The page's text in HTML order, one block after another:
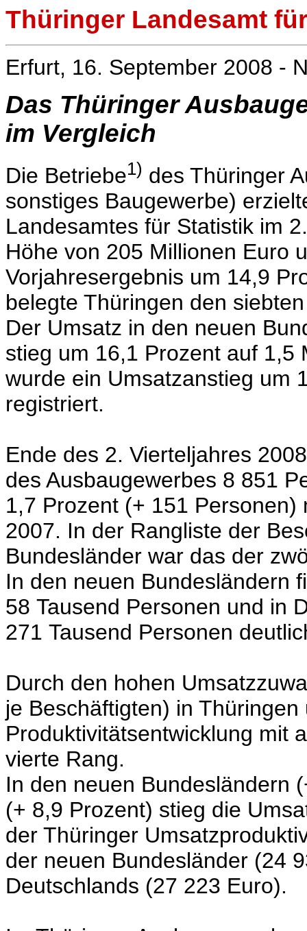
Thüringer Landesamt
Erfurt, 16. September 2008 -
Das Thüringer
im Vergleich
Die Betriebe1) des Thüringer
sonstiges Baugewerbe)
Landesamtes für Statistik im
Höhe von 205 Millionen Euro
Vorjahresergebnis um 14,9
belegte Thüringen den
Der Umsatz in den neuen
stieg um 16,1 Prozent auf 1,5
wurde ein Umsatzanstieg um
registriert.
Ende des 2. Vierteljahres
des Ausbaugewerbes 8 851
1,7 Prozent (+ 151
2007. In der Rangliste der
Bundesländer war das der
In den neuen Bundesländern
58 Tausend Personen und in
271 Tausend Personen
Durch den hohen
je Beschäftigten) in
Produktivitätsentwicklung mit
vierte Rang.
In den neuen Bundesländern
(+ 8,9 Prozent) stieg die
der Thüringer
der neuen Bundesländer (24
Deutschlands (27 223 Euro).